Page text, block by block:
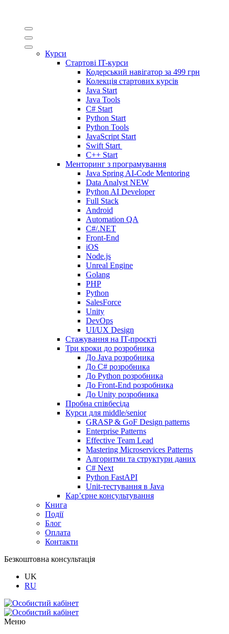
Курси
Стартові IT-курси
Кодерський навігатор за 499 грн
Колекція стартових курсів
Java Start
Java Tools
C# Start
Python Start
Python Tools
JavaScript Start
Swift Start
C++ Start
Менторинг з програмування
Java Spring AI-Code Mentoring
Data Analyst NEW
Python AI Developer
Full Stack
Android
Automation QA
C#/.NET
Front-End
iOS
Node.js
Unreal Engine
Golang
PHP
Python
SalesForce
Unity
DevOps
UI/UX Design
Стажування на IT-проєкті
Три кроки до розробника
До Java розробника
До C# розробника
До Python розробника
До Front-End розробника
До Unity розробника
Пробна співбесіда
Курси для middle/senior
GRASP & GoF Design patterns
Enterprise Patterns
Effective Team Lead
Mastering Microservices Patterns
Алгоритми та структури даних
C# Next
Python FastAPI
Unit-тестування в Java
Кар’єрне консультування
Книга
Події
Блог
Оплата
Контакти
Безкоштовна консультація
UK
RU
Меню